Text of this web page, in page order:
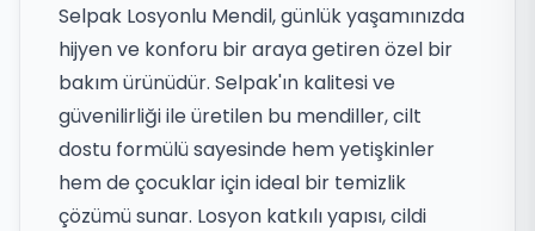
Selpak Losyonlu Mendil, günlük yaşamınızda
hijyen ve konforu bir araya getiren özel bir
bakım ürünüdür. Selpak'ın kalitesi ve
güvenilirliği ile üretilen bu mendiller, cilt
dostu formülü sayesinde hem yetişkinler
hem de çocuklar için ideal bir temizlik
çözümü sunar. Losyon katkılı yapısı, cildi